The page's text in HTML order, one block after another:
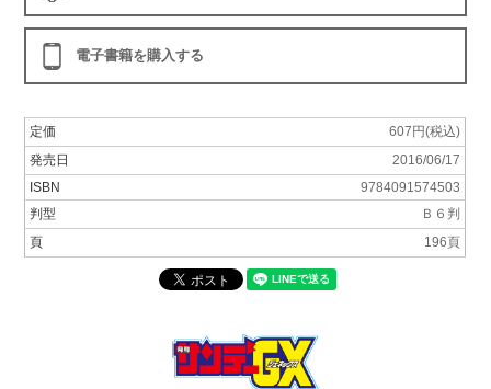
電子書籍を購入する
定価
607円(税込)
発売日
2016/06/17
ISBN
9784091574503
判型
Ｂ６判
頁
196頁